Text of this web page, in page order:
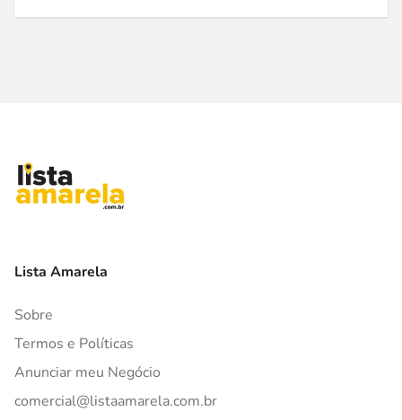
Lista Amarela
Sobre
Termos e Políticas
Anunciar meu Negócio
comercial@listaamarela.com.br